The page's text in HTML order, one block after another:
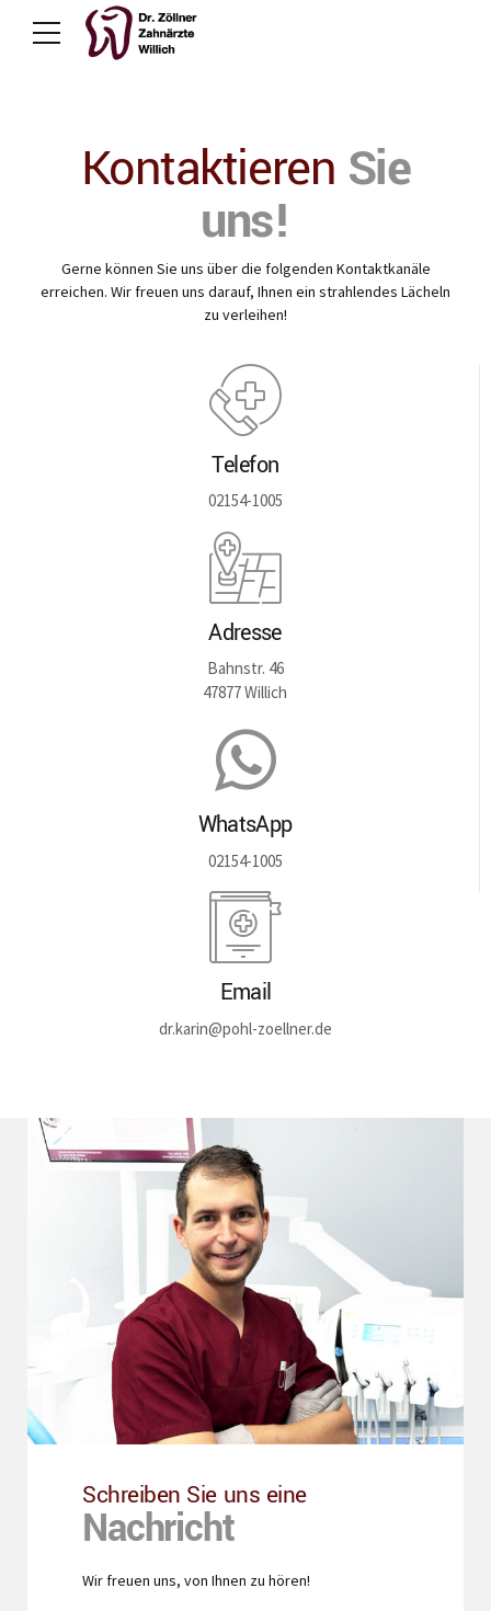
Kontaktieren Sie
uns!
Gerne können Sie uns über die folgenden Kontaktkanäle
erreichen. Wir freuen uns darauf, Ihnen ein strahlendes Lächeln
zu verleihen!
Telefon
02154-1005
Adresse
Bahnstr. 46
47877 Willich
WhatsApp
02154-1005
Email
dr.karin@pohl-zoellner.de
Schreiben Sie uns eine
Nachricht
Wir freuen uns, von Ihnen zu hören!